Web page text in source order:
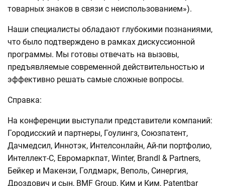
товарных знаков в связи с неиспользованием»).
Наши специалисты обладают глубокими познаниями,
что было подтверждено в рамках дискуссионной
программы. Мы готовы отвечать на вызовы,
предъявляемые современной действительностью и
эффективно решать самые сложные вопросы.
Справка:
На конференции выступали представители компаний:
Городисский и партнеры, Гоулингз, Союзпатент,
Дачмедсил, Иннотэк, Интелсонлайн, Ай-пи портфолио,
Интеллект-С, Евромаркпат, Winter, Brandl & Partners,
Бейкер и Макензи, Голдмарк, Веполь, Синергия,
Дроздович и сын, BMF Group, Ким и Ким, Patentbar